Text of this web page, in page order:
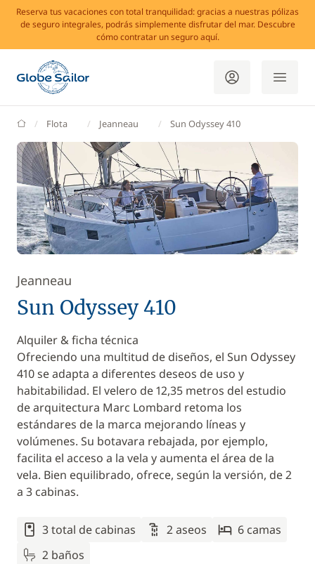
Reserva tus vacaciones con total tranquilidad: gracias a nuestras pólizas
de seguro integrales, podrás simplemente disfrutar del mar. Descubre
cómo contratar un seguro aquí.
GlobeSailor
Flota Jeanneau Sun Odyssey 410
Jeanneau
Sun Odyssey 410
Alquiler & ficha técnica
Ofreciendo una multitud de diseños, el Sun Odyssey
410 se adapta a diferentes deseos de uso y
habitabilidad. El velero de 12,35 metros del estudio
de arquitectura Marc Lombard retoma los
estándares de la marca mejorando líneas y
volúmenes. Su botavara rebajada, por ejemplo,
facilita el acceso a la vela y aumenta el área de la
vela. Bien equilibrado, ofrece, según la versión, de 2
a 3 cabinas.
3 total de cabinas 2 aseos
6 camas
2 baños